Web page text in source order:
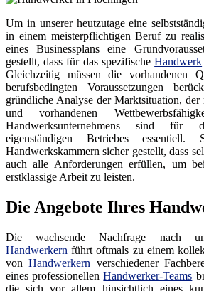
Um in unserer heutzutage eine
in einem meisterpflichtigen Beruf zu
eines Businessplans eine
gestellt, dass für das spezifischeHandwerk
Gleichzeitig müssen die vorhandenen
berufsbedingten Voraussetzungen
gründliche Analyse der Marktsituation,
und vorhandenen
Handwerksunternehmens sind für
eigenständigen Betriebes
Handwerkskammern sicher gestellt, dass
auch alle Anforderungen erfüllen, um
erstklassige Arbeit zu leisten.
Die Angebote Ihres
Die wachsende Nachfrage nach
Handwerkern führt oftmals zu einem
vonHandwerkern verschiedener
eines professionellenHandwerker-Teams
die sich vor allem hinsichtlich eines